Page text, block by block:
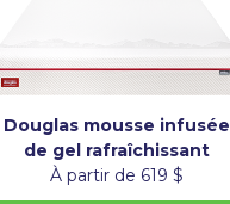
Douglas mousse infusée
de gel rafraîchissant
À partir de 619 $